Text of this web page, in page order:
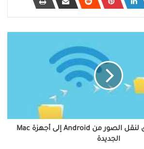
4 من أفضل الطرق لنقل الصور من Android إلى أجهزة Mac
الجديدة